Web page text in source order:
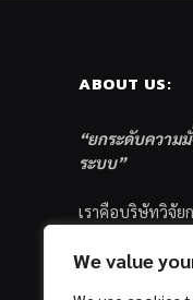
We value
ABOUT US:
“ยกระดับความ
ระบบ”
เราคือบริษัทวิจัย
ส่วนบุคคล ซึ่งมีเ